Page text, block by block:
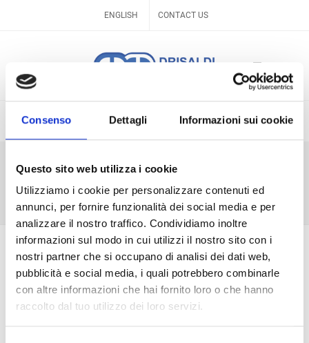
Consenso Dettagli Informazioni sui cookie
Questo sito web utilizza i cookie
Utilizziamo i cookie per personalizzare contenuti ed
annunci, per fornire funzionalità dei social media e per
analizzare il nostro traffico. Condividiamo inoltre
informazioni sul modo in cui utilizzi il nostro sito con i
nostri partner che si occupano di analisi dei dati web,
pubblicità e social media, i quali potrebbero combinarle
con altre informazioni che hai fornito loro o che hanno
raccolto dal tuo utilizzo dei loro servizi.
ENGLISH CONTACT US
CONTACT US
Home Contact Us
DRISALDI ASSOCIATI
Via della Madonna Alta 138/a 06128 PERUGIA
Tel/Fax +39 07532364